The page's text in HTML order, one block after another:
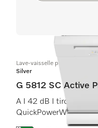
Lave-vaisselle posable
Silver
G 5812 SC Active
A I 42 dB I tiroir à
QuickPowerWash I